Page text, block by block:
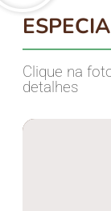
Clique na
detalhes